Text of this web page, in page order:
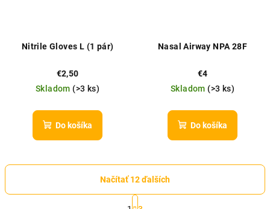
Nitrile Gloves L (1 pár)
€2,50
Skladom (>3 ks)
Do košíka
Nasal Airway NPA 28F
€4
Skladom (>3 ks)
Do košíka
Načítať 12 ďalších
S